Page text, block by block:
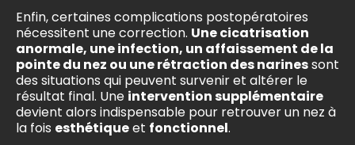
Enfin, certaines complications postopératoires
nécessitent une correction. Une cicatrisation
anormale, une infection, un affaissement de la
pointe du nez ou une rétraction des narinessont
des situations qui peuvent survenir et altérer le
résultat final. Une intervention supplémentaire
devient alors indispensable pour retrouver un nez à
la fois esthétiqueet fonctionnel.